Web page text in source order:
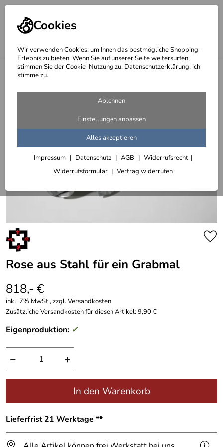
Cookies
Wir verwenden Cookies, um Ihnen das bestmögliche Shopping-
Erlebnis zu bieten. Wenn Sie auf unserer Seite weitersurfen,
stimmen Sie der Cookie-Nutzung zu. Datenschutzerklärung, ich
stimme zu.
Ablehnen
Einstellungen anpassen
Alles akzeptieren
Impressum Datenschutz AGB
Widerrufsrecht
Widerrufsformular
Vertrag widerrufen
Schmiedearbeiten, zeitgemäß und nach historischen Vorlagen
Rose aus Stahl für ein Grabmal
818,- €
inkl. 7% MwSt., zzgl.Versandkosten
Zusätzliche Versandkosten für diesen Artikel: 9,90 €
Eigenproduktion: ✓
− +
In den Warenkorb
Lieferfrist 21 Werktage **